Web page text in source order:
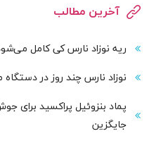
آخرین مطالب
ریه نوزاد نارس کی کامل
نوزاد نارس چند روز در
پماد بنزوئیل پراکسید برای
جایگزین